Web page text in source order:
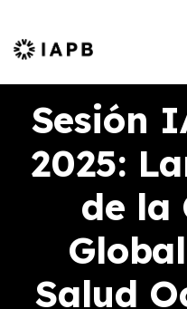
IAPB Home Page
Sesión
2025:
de la
Salud